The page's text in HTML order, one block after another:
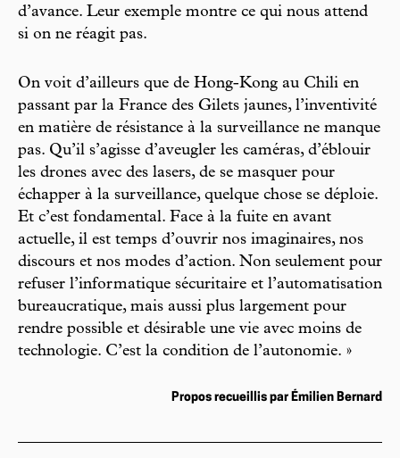
d’avance. Leur exemple montre ce qui nous attend
si on ne réagit pas.
On voit d’ailleurs que de Hong-Kong au Chili en
passant par la France des Gilets jaunes, l’inventivité
en matière de résistance à la surveillance ne manque
pas. Qu’il s’agisse d’aveugler les caméras, d’éblouir
les drones avec des lasers, de se masquer pour
échapper à la surveillance, quelque chose se déploie.
Et c’est fondamental. Face à la fuite en avant
actuelle, il est temps d’ouvrir nos imaginaires, nos
discours et nos modes d’action. Non seulement pour
refuser l’informatique sécuritaire et l’automatisation
bureaucratique, mais aussi plus largement pour
rendre possible et désirable une vie avec moins de
technologie. C’est la condition de l’autonomie. »
Propos recueillis par Émilien Bernard